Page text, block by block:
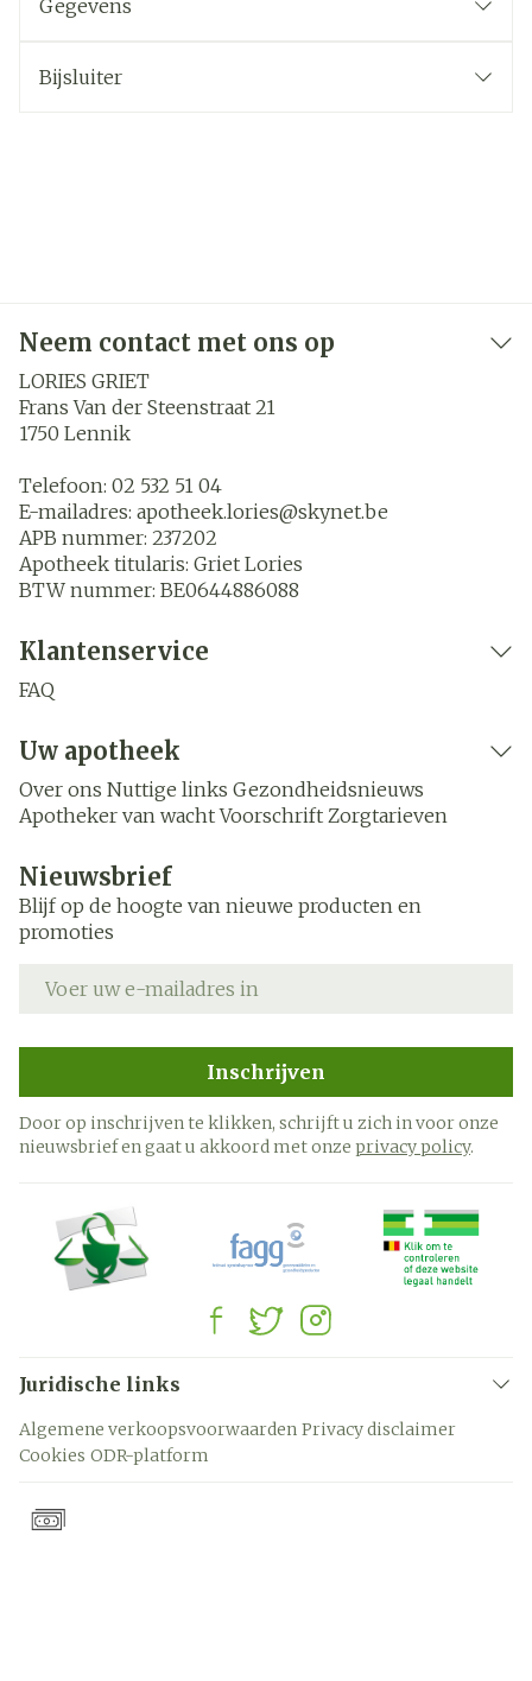
Gegevens
Bijsluiter
Neem contact met ons op
LORIES GRIET
Frans Van der Steenstraat 21
1750 Lennik
Telefoon: 02 532 51 04
E-mailadres: apotheek.lories@skynet.be
APB nummer: 237202
Apotheek titularis: Griet Lories
BTW nummer: BE0644886088
Klantenservice
FAQ
Uw apotheek
Over ons Nuttige links Gezondheidsnieuws
Apotheker van wacht Voorschrift Zorgtarieven
Nieuwsbrief
Blijf op de hoogte van nieuwe producten en
promoties
Inschrijven
Door op inschrijven te klikken, schrijft u zich in voor onze
nieuwsbrief en gaat u akkoord met onze privacy policy.
Juridische links
Algemene verkoopsvoorwaarden Privacy disclaimer
Cookies ODR-platform